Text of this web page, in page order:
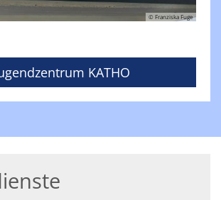
© Franziska Fuge
KATHO